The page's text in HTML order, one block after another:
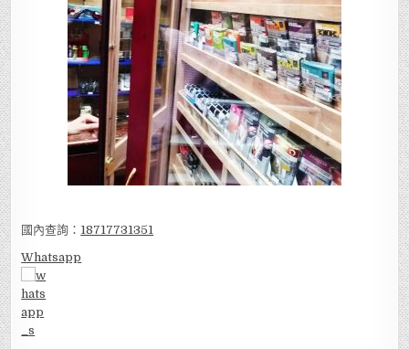
國內查詢： 18717731351
Whatsapp